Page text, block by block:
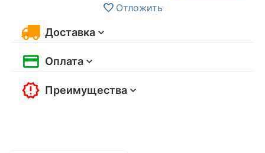
Отложить
Доставка
Оплата
Преимущества